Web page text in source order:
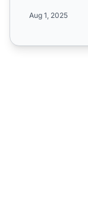
Aug 1, 2025